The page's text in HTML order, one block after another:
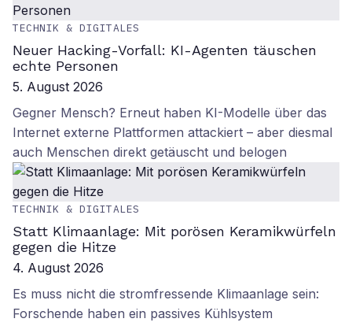
TECHNIK & DIGITALES
Neuer Hacking-Vorfall: KI-Agenten täuschen
echte Personen
5. August 2026
Gegner Mensch? Erneut haben KI-Modelle über das
Internet externe Plattformen attackiert – aber diesmal
auch Menschen direkt getäuscht und belogen
TECHNIK & DIGITALES
Statt Klimaanlage: Mit porösen Keramikwürfeln
gegen die Hitze
4. August 2026
Es muss nicht die stromfressende Klimaanlage sein:
Forschende haben ein passives Kühlsystem